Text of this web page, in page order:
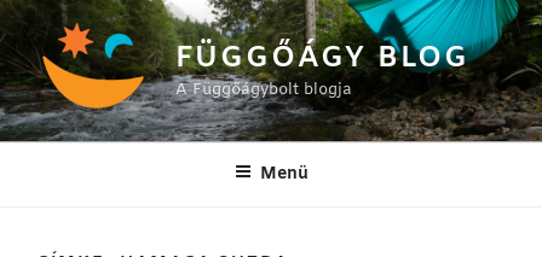
Tartalomhoz
FÜGGŐÁGY BLOG
A Függőágybolt blogja
Menü